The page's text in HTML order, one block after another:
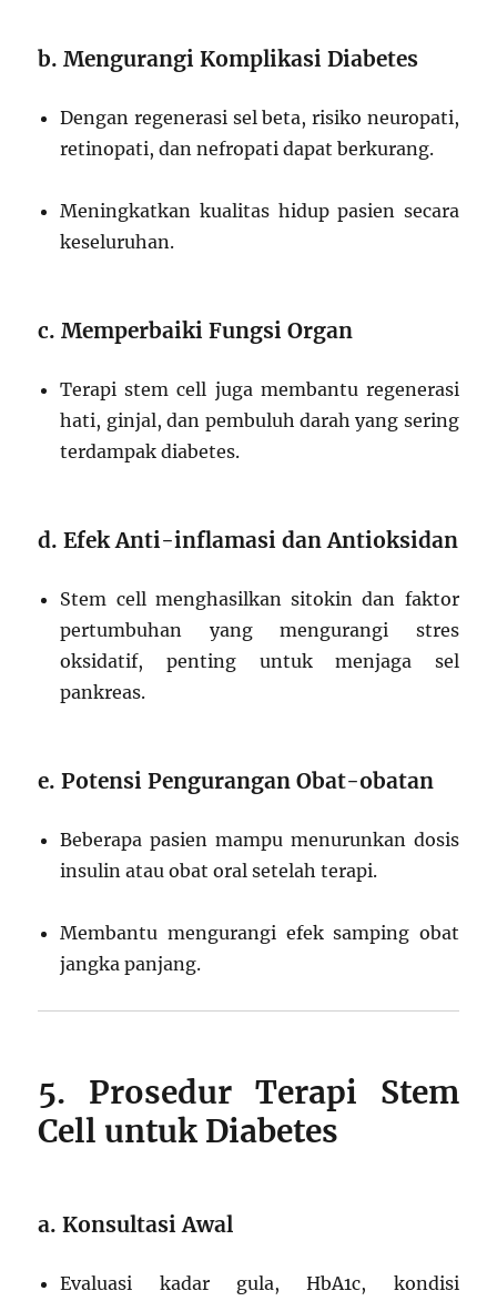
b. Mengurangi Komplikasi Diabetes
Dengan regenerasi sel beta, risiko neuropati,
retinopati, dan nefropati dapat berkurang.
Meningkatkan kualitas hidup pasien secara
keseluruhan.
c. Memperbaiki Fungsi Organ
Terapi stem cell juga membantu regenerasi
hati, ginjal, dan pembuluh darah yang sering
terdampak diabetes.
d. Efek Anti-inflamasi dan Antioksidan
Stem cell menghasilkan sitokin dan faktor
pertumbuhan yang mengurangi stres
oksidatif, penting untuk menjaga sel
pankreas.
e. Potensi Pengurangan Obat-obatan
Beberapa pasien mampu menurunkan dosis
insulin atau obat oral setelah terapi.
Membantu mengurangi efek samping obat
jangka panjang.
5. Prosedur Terapi Stem
Cell untuk Diabetes
a. Konsultasi Awal
Evaluasi kadar gula, HbA1c, kondisi